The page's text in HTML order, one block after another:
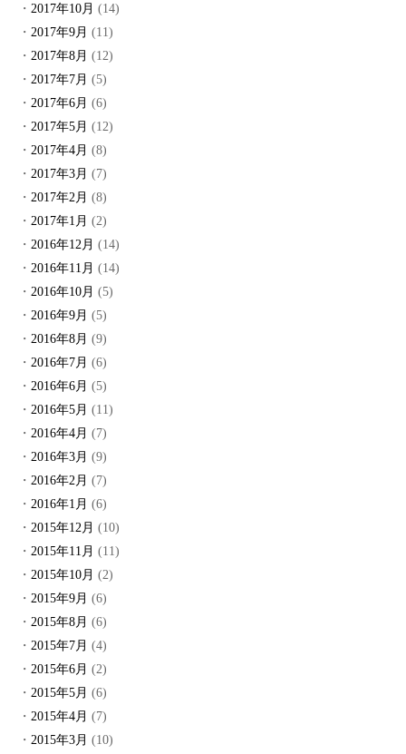
2017年10月 (14)
2017年9月 (11)
2017年8月 (12)
2017年7月 (5)
2017年6月 (6)
2017年5月 (12)
2017年4月 (8)
2017年3月 (7)
2017年2月 (8)
2017年1月 (2)
2016年12月 (14)
2016年11月 (14)
2016年10月 (5)
2016年9月 (5)
2016年8月 (9)
2016年7月 (6)
2016年6月 (5)
2016年5月 (11)
2016年4月 (7)
2016年3月 (9)
2016年2月 (7)
2016年1月 (6)
2015年12月 (10)
2015年11月 (11)
2015年10月 (2)
2015年9月 (6)
2015年8月 (6)
2015年7月 (4)
2015年6月 (2)
2015年5月 (6)
2015年4月 (7)
2015年3月 (10)